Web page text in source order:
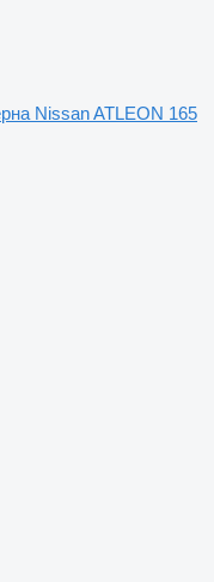
Nissan ATLEON 165